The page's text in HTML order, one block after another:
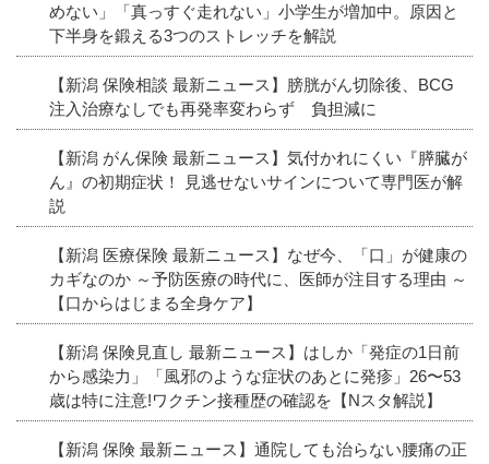
めない」「真っすぐ走れない」小学生が増加中。原因と
下半身を鍛える3つのストレッチを解説
【新潟 保険相談 最新ニュース】膀胱がん切除後、BCG
注入治療なしでも再発率変わらず 負担減に
【新潟 がん保険 最新ニュース】気付かれにくい『膵臓が
ん』の初期症状！ 見逃せないサインについて専門医が解
説
【新潟 医療保険 最新ニュース】なぜ今、「口」が健康の
カギなのか ～予防医療の時代に、医師が注目する理由 ～
【口からはじまる全身ケア】
【新潟 保険見直し 最新ニュース】はしか「発症の1日前
から感染力」「風邪のような症状のあとに発疹」26〜53
歳は特に注意!ワクチン接種歴の確認を【Nスタ解説】
【新潟 保険 最新ニュース】通院しても治らない腰痛の正